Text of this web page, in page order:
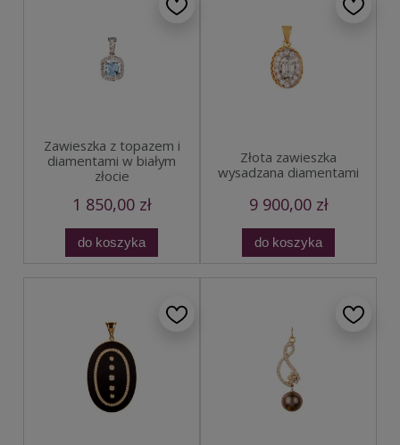
Zawieszka z topazem i
diamentami w białym
złocie
1 850,00 zł
do koszyka
Złota zawieszka
wysadzana diamentami
9 900,00 zł
do koszyka